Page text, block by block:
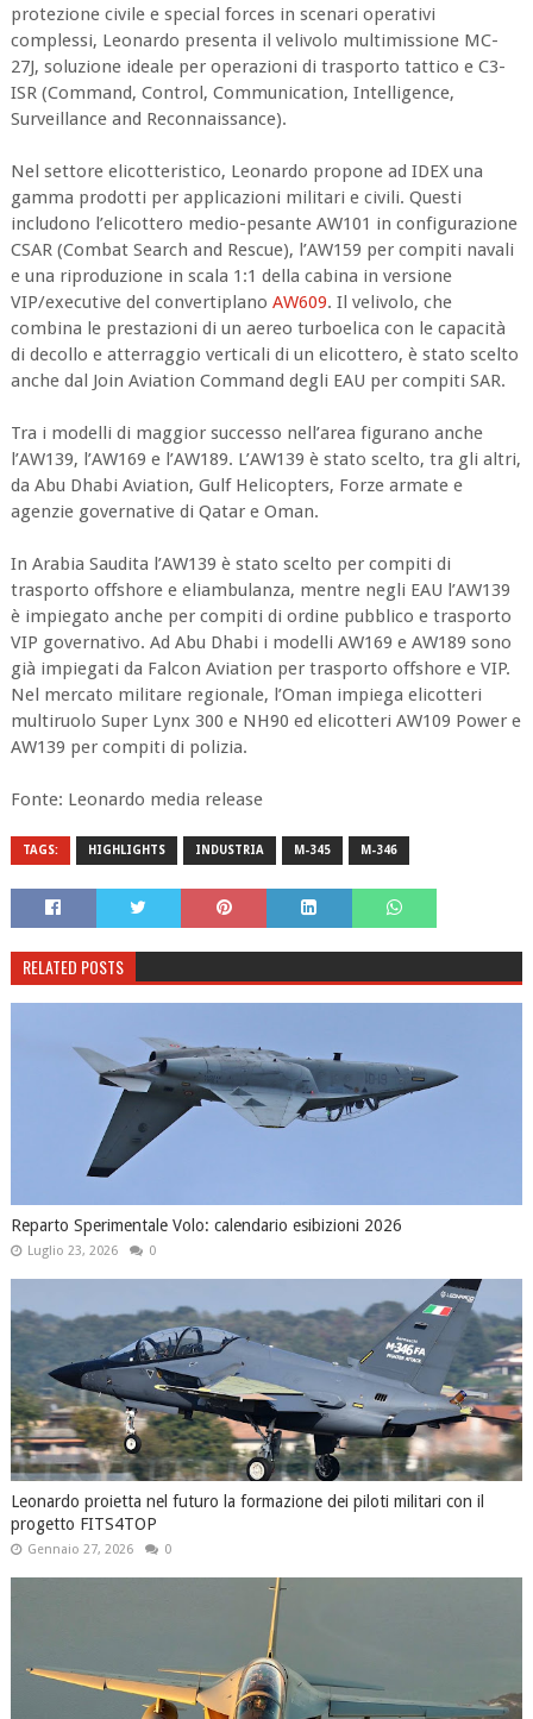
protezione civile e special forces in scenari operativi
complessi, Leonardo presenta il velivolo multimissione MC-
27J, soluzione ideale per operazioni di trasporto tattico e C3-
ISR (Command, Control, Communication, Intelligence,
Surveillance and Reconnaissance).
Nel settore elicotteristico, Leonardo propone ad IDEX una
gamma prodotti per applicazioni militari e civili. Questi
includono l’elicottero medio-pesante AW101 in configurazione
CSAR (Combat Search and Rescue), l’AW159 per compiti navali
e una riproduzione in scala 1:1 della cabina in versione
VIP/executive del convertiplano AW609. Il velivolo, che
combina le prestazioni di un aereo turboelica con le capacità
di decollo e atterraggio verticali di un elicottero, è stato scelto
anche dal Join Aviation Command degli EAU per compiti SAR.
Tra i modelli di maggior successo nell’area figurano anche
l’AW139, l’AW169 e l’AW189. L’AW139 è stato scelto, tra gli altri,
da Abu Dhabi Aviation, Gulf Helicopters, Forze armate e
agenzie governative di Qatar e Oman.
In Arabia Saudita l’AW139 è stato scelto per compiti di
trasporto offshore e eliambulanza, mentre negli EAU l’AW139
è impiegato anche per compiti di ordine pubblico e trasporto
VIP governativo. Ad Abu Dhabi i modelli AW169 e AW189 sono
già impiegati da Falcon Aviation per trasporto offshore e VIP.
Nel mercato militare regionale, l’Oman impiega elicotteri
multiruolo Super Lynx 300 e NH90 ed elicotteri AW109 Power e
AW139 per compiti di polizia.
Fonte: Leonardo media release
TAGS: HIGHLIGHTS INDUSTRIA M-345 M-346
RELATED POSTS
Reparto Sperimentale Volo: calendario esibizioni 2026
Luglio 23, 2026 0
Leonardo proietta nel futuro la formazione dei piloti militari con il
progetto FITS4TOP
Gennaio 27, 2026 0